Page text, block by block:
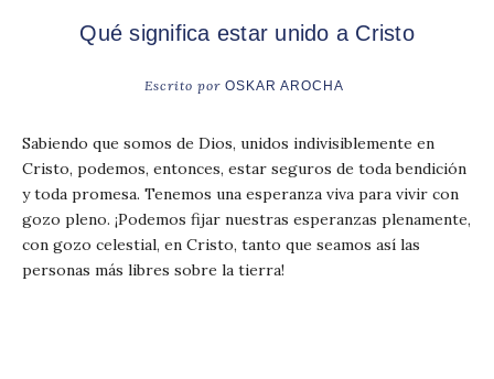
Qué significa estar unido a Cristo
Escrito por OSKAR AROCHA
Sabiendo que somos de Dios, unidos indivisiblemente en
Cristo, podemos, entonces, estar seguros de toda bendición
y toda promesa. Tenemos una esperanza viva para vivir con
gozo pleno. ¡Podemos fijar nuestras esperanzas plenamente,
con gozo celestial, en Cristo, tanto que seamos así las
personas más libres sobre la tierra!